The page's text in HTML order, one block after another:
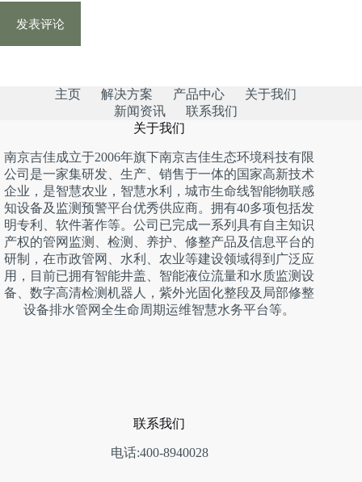
发表评论
主页 解决方案 产品中心
关于我们
新闻资讯
联系我们
关于我们
南京吉佳成立于2006年旗下南京吉佳生态环境科技有限
公司是一家集研发、生产、销售于一体的国家高新技术
企业，是智慧农业，智慧水利，城市生命线智能物联感
知设备及监测预警平台优秀供应商。拥有40多项包括发
明专利、软件著作等。公司已完成一系列具有自主知识
产权的管网监测、检测、养护、修整产品及信息平台的
研制，在市政管网、水利、农业等建设领域得到广泛应
用，目前已拥有智能井盖、智能液位流量和水质监测设
备、数字高清检测机器人，紫外光固化整段及局部修整
设备排水管网全生命周期运维智慧水务平台等。
联系我们
电话:400-8940028